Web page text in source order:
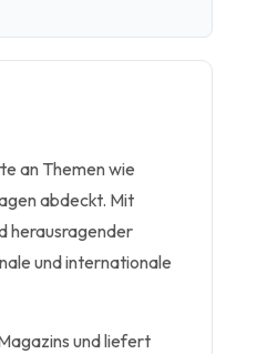
an Themen wie
abdeckt. Mit
herausragender
und internationale
und liefert